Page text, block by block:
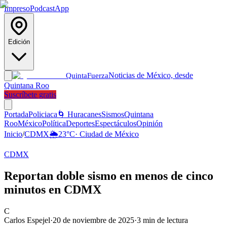
ImpresoPodcastApp
Edición
QuintaFuerzaNoticias de México, desde
Quintana Roo
Suscríbete gratis
PortadaPoliciaca 🌀 HuracanesSismosQuintana
RooMéxicoPolíticaDeportesEspectáculosOpinión
Inicio/CDMX🌦️23°C· Ciudad de México
CDMX
Reportan doble sismo en menos de cinco
minutos en CDMX
C
Carlos Espejel·20 de noviembre de 2025·3 min de lectura